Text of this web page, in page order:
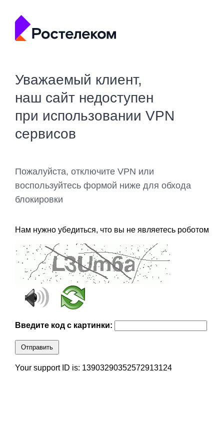
Уважаемый клиент,
наш сайт недоступен
при использовании VPN
сервисов
Пожалуйста, отключите VPN или
воспользуйтесь формой ниже для обхода
блокировки
Нам нужно убедиться, что вы не являетесь роботом
Введите код с картинки:
Отправить
Your support ID is: 13903290352572913124